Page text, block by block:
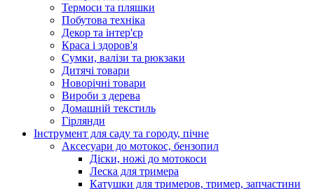
Термоси та пляшки
Побутова техніка
Декор та інтер'єр
Краса і здоров'я
Сумки, валізи та рюкзаки
Дитячі товари
Новорічні товари
Вироби з дерева
Домашній текстиль
Гірлянди
Інструмент для саду та городу, пічне
Аксесуари до мотокос, бензопил
Діски, ножі до мотокоси
Леска для тримера
Катушки для тримеров, тример, запчастини